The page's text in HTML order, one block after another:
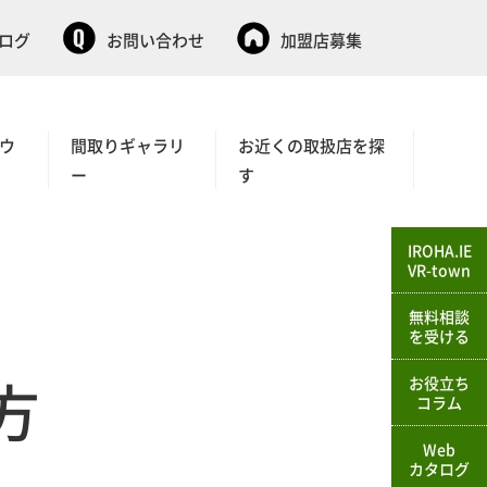
グ お問い合わせ 加盟店募集
間取りギャラリ
ー
お近くの取扱店を探
す
IROHA.IE
VR-town
無料相談
を受ける
お役立ち
コラム
Web
カタログ